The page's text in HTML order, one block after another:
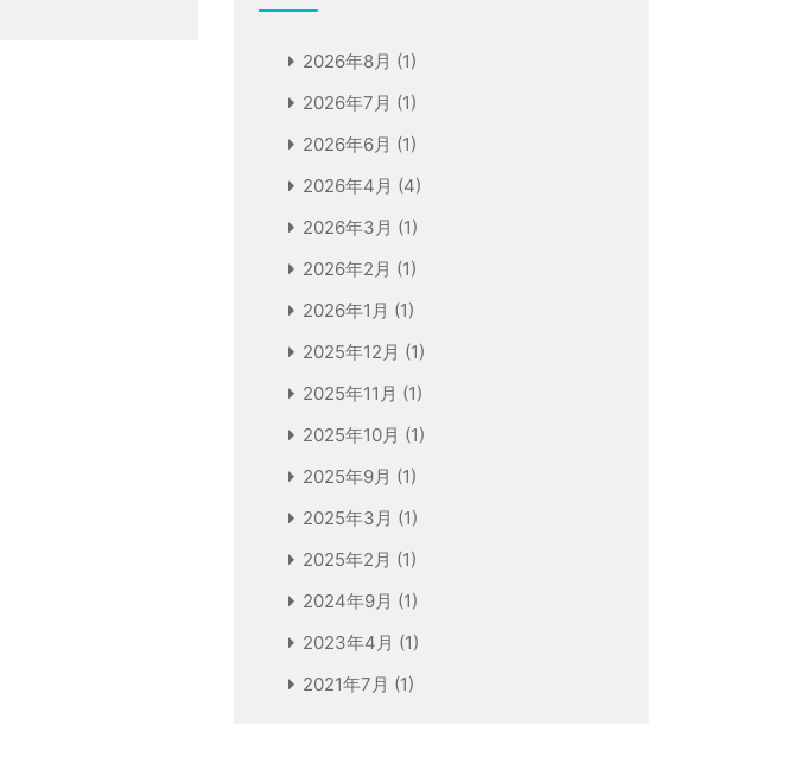
2026年8月 (1)
2026年7月 (1)
2026年6月 (1)
2026年4月 (4)
2026年3月 (1)
2026年2月 (1)
2026年1月 (1)
2025年12月 (1)
2025年11月 (1)
2025年10月 (1)
2025年9月 (1)
2025年3月 (1)
2025年2月 (1)
2024年9月 (1)
2023年4月 (1)
2021年7月 (1)